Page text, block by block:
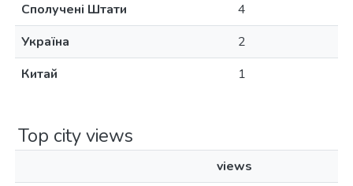
Сполучені Штати
4
Україна
2
Китай
1
Top city views
views